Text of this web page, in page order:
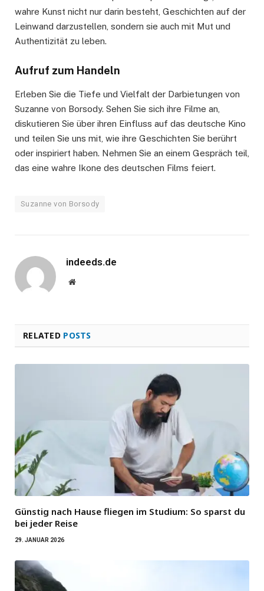
wahre Kunst nicht nur darin besteht, Geschichten auf der
Leinwand darzustellen, sondern sie auch mit Mut und
Authentizität zu leben.
Aufruf zum Handeln
Erleben Sie die Tiefe und Vielfalt der Darbietungen von
Suzanne von Borsody. Sehen Sie sich ihre Filme an,
diskutieren Sie über ihren Einfluss auf das deutsche Kino
und teilen Sie uns mit, wie ihre Geschichten Sie berührt
oder inspiriert haben. Nehmen Sie an einem Gespräch teil,
das eine wahre Ikone des deutschen Films feiert.
Suzanne von Borsody
indeeds.de
Website
RELATED POSTS
Günstig nach Hause fliegen im Studium: So sparst du
bei jeder Reise
29. JANUAR 2026